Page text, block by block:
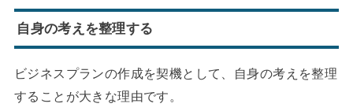
自身の考えを整理する
ビジネスプランの作成を契機として、自身の考えを整理
することが大きな理由です。